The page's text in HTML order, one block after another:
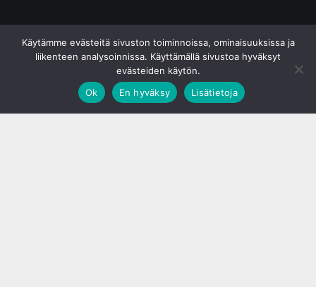
Käytämme evästeitä sivuston toiminnoissa, ominaisuuksissa ja
liikenteen analysoinnissa. Käyttämällä sivustoa hyväksyt
evästeiden käytön.
Ok
En hyväksy Lisätietoja